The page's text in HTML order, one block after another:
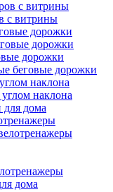
с витрины
дорожки
дорожки
дорожки
беговые дорожки
наклона
наклона
дома
дома